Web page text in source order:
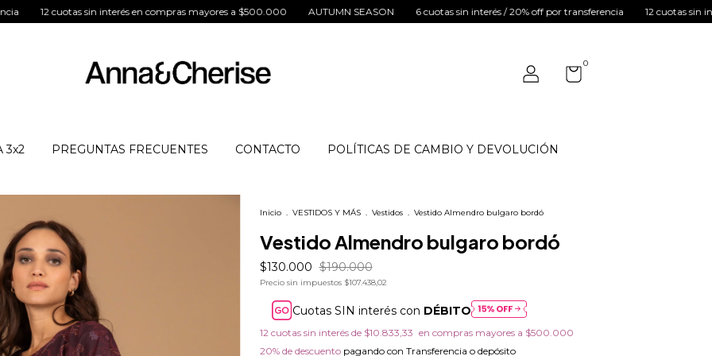
sin interés en compras mayores a $500.000 AUTUMN SEASON 6 cuotas sin interés / 20% off por transferencia 12 cuotas sin interés en
0
3x2 PREGUNTAS FRECUENTES CONTACTO POLÍTICAS DE CAMBIO Y DEVOLUCIÓN
Inicio . VESTIDOS Y MÁS . Vestidos . Vestido Almendro bulgaro bordó
Vestido Almendro bulgaro bordó
$130.000 $190.000
Precio sin impuestos $107.438,02
Cuotas SIN interés con DÉBITO
12 cuotas sin interés de $10.833,33
20% de descuentopagando con Transferencia o depósito